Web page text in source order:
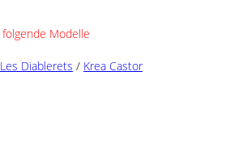
Modelle
Diablerets / Krea Castor